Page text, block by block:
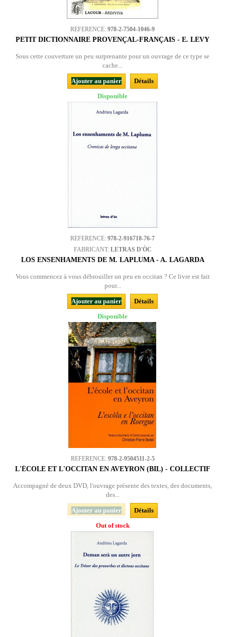
REFERENCE: 978-2-7504-1046-9
PETIT DICTIONNAIRE PROVENÇAL-FRANÇAIS - E. LEVY
Sous cette couverture un peu surprenante pour un ouvrage de ce type se
cache...
Ajouter au panier
Détails
Disponible
REFERENCE: 978-2-916718-76-7
FABRICANT: LETRAS D'ÒC
LOS ENSENHAMENTS DE M. LAPLUMA - A. LAGARDA
Vous commencez à vous débrouiller un peu en occitan ? Ce livre est fait
pour...
Ajouter au panier
Détails
Disponible
REFERENCE: 978-2-9504511-2-5
L'ÉCOLE ET L'OCCITAN EN AVEYRON (BIL) - COLLECTIF
Accompagné de deux DVD, l'ouvrage présente des textes, des documents,
des...
Ajouter au panier
Détails
Out of stock